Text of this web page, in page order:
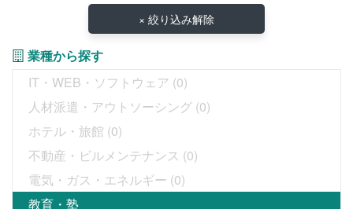
× 絞り込み解除
業種から探す
IT・WEB・ソフトウェア (0)
人材派遣・アウトソーシング (0)
ホテル・旅館 (0)
不動産・ビルメンテナンス (0)
電気・ガス・エネルギー (0)
教育・塾